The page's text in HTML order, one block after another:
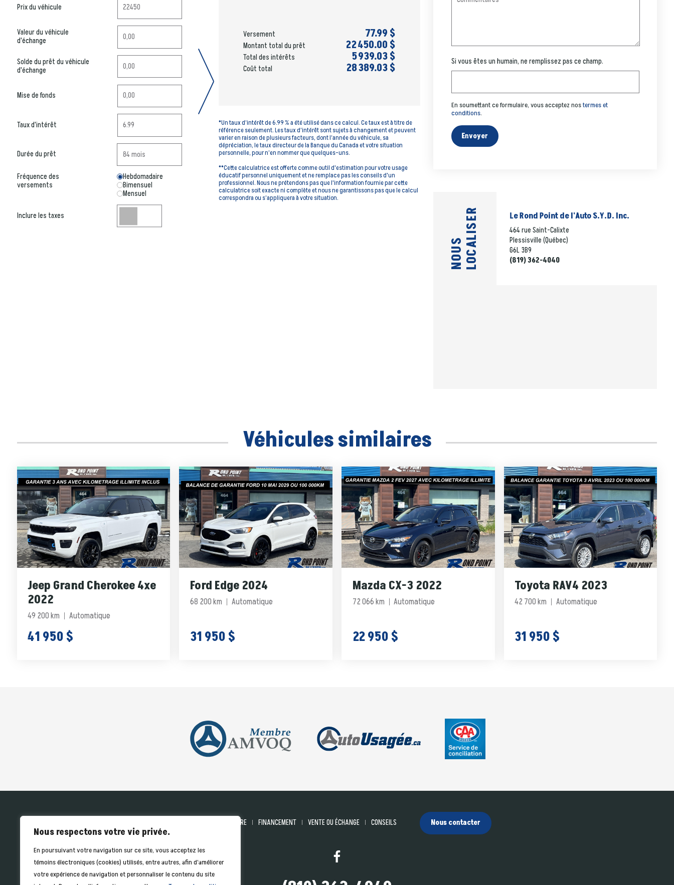
Nous respectons votre vie privée.
En poursuivant votre navigation sur ce site, vous acceptez les
témoins électroniques (cookies) utilisés, entre autres, afin d’améliorer
votre expérience de navigation et personnaliser le contenu du site
Prix du véhicule
Valeur du véhicule
d'échange
Solde du prêt du véhicule
d'échange
Mise de fonds
Taux d'intérêt
Durée du prêt
Fréquence des
versements
Hebdomadaire
Bimensuel
Mensuel
Inclure les taxes
Versement 77.99 $
Montant total du prêt 22 450.00 $
Total des intérêts 5 939.03 $
Coût total 28 389.03 $
*Un taux d’intérêt de 6.99 % a été utilisé dans ce calcul. Ce taux est à titre de
référence seulement. Les taux d’intérêt sont sujets à changement et peuvent
varier en raison de plusieurs facteurs, dont l’année du véhicule, sa
dépréciation, le taux directeur de la Banque du Canada et votre situation
personnelle, pour n’en nommer que quelques-uns.
**Cette calculatrice est offerte comme outil d'estimation pour votre usage
éducatif personnel uniquement et ne remplace pas les conseils d'un
professionnel. Nous ne prétendons pas que l'information fournie par cette
calculatrice soit exacte ni complète et nous ne garantissons pas que le calcul
correspondra ou s’appliquera à votre situation.
Si vous êtes un humain, ne remplissez pas ce champ.
En soumettant ce formulaire, vous acceptez nostermes et
conditions.
Envoyer
NOUSLOCALISER Le Rond Point de l'Auto S.Y.D. Inc.
464 rue Saint-Calixte
Plessisville (Québec)
G6L 3B9
(819) 362-4040
Véhicules similaires
Jeep Grand Cherokee 4xe
2022
49 200 km Automatique
41 950 $
Ford Edge 2024
68 200 km Automatique
31 950 $
Mazda CX-3 2022
72 066 km Automatique
22 950 $
Toyota RAV4 2023
42 700 km Automatique
31 950 $
INVENTAIRE FINANCEMENT VENTE OU ÉCHANGE CONSEILS Nous contacter